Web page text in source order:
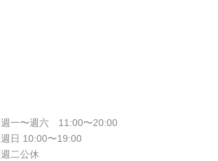
週一〜週六 11:00〜20:00
週日 10:00〜19:00
週二公休